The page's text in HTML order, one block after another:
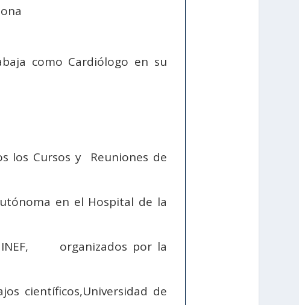
como Cardiólogo en su
los Cursos y Reuniones de
en el Hospital de la
INEF, organizados por la
científicos,Universidad de